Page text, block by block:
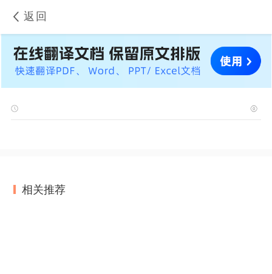
返回
相关推荐